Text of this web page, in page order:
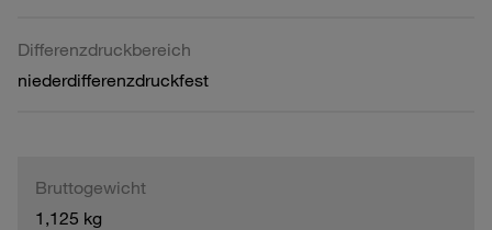
Differenzdruckbereich
niederdifferenzdruckfest
Bruttogewicht
1,125 kg